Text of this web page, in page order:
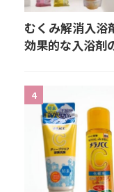
むくみ解消入浴
効果的な入浴剤
4